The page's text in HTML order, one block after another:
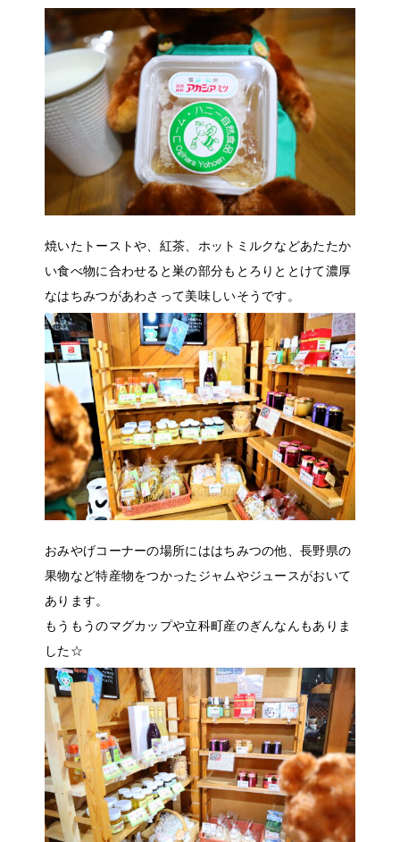
焼いたトーストや、紅茶、ホットミルクなどあたたか
い食べ物に合わせると巣の部分もとろりととけて濃厚
なはちみつがあわさって美味しいそうです。
おみやげコーナーの場所にははちみつの他、長野県の
果物など特産物をつかったジャムやジュースがおいて
あります。
もうもうのマグカップや立科町産のぎんなんもありま
した☆